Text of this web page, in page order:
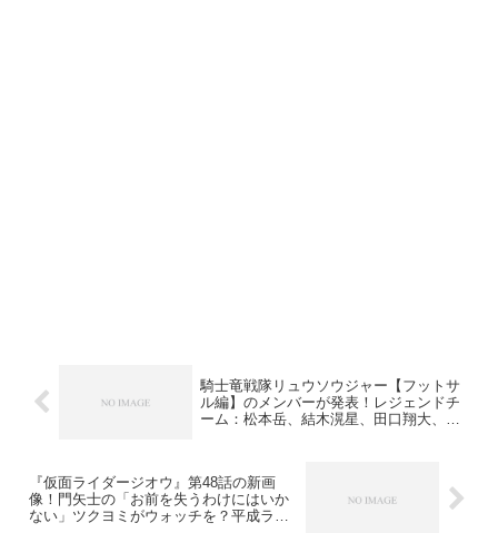
騎士竜戦隊リュウソウジャー【フットサ
ル編】のメンバーが発表！レジェンドチ
ーム：松本岳、結木滉星、田口翔大、山
『仮面ライダージオウ』第48話の新画
像！門矢士の「お前を失うわけにはいか
ない」ツクヨミがウォッチを？平成ライ